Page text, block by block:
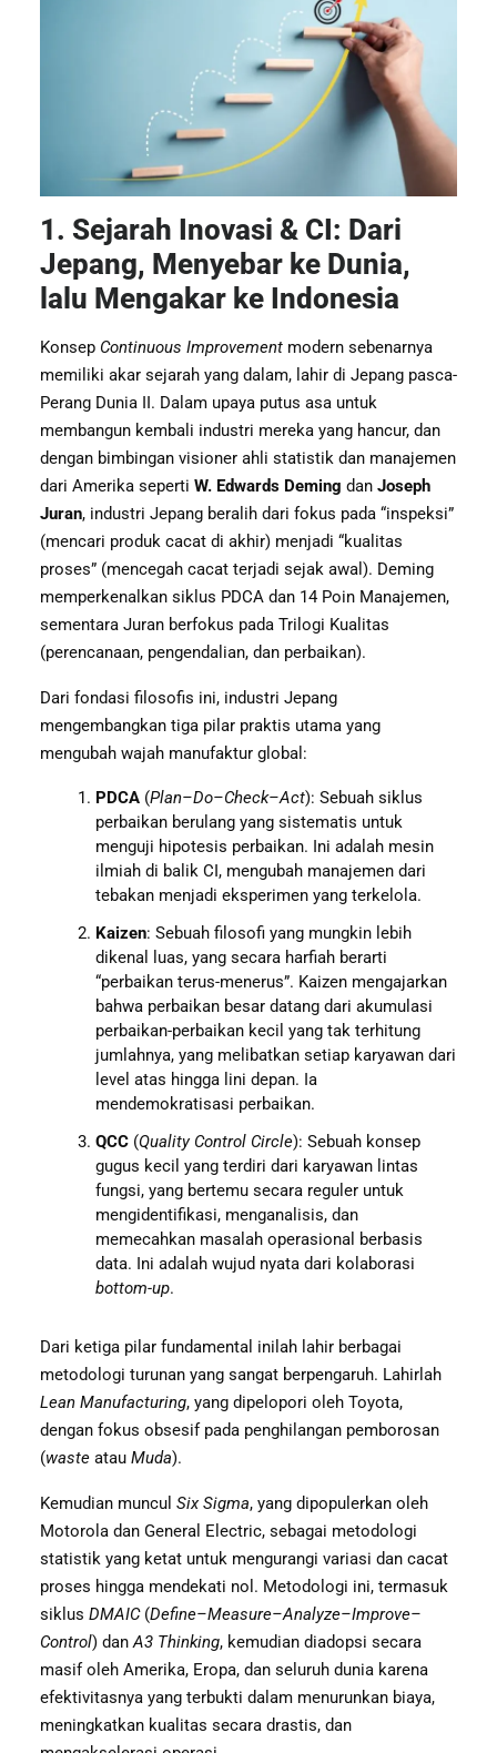
1. Sejarah Inovasi & CI: Dari
Jepang, Menyebar ke Dunia,
lalu Mengakar ke Indonesia
Konsep Continuous Improvement modern sebenarnya
memiliki akar sejarah yang dalam, lahir di Jepang pasca-
Perang Dunia II. Dalam upaya putus asa untuk
membangun kembali industri mereka yang hancur, dan
dengan bimbingan visioner ahli statistik dan manajemen
dari Amerika seperti W. Edwards Deming dan Joseph
Juran, industri Jepang beralih dari fokus pada “inspeksi”
(mencari produk cacat di akhir) menjadi “kualitas
proses” (mencegah cacat terjadi sejak awal). Deming
memperkenalkan siklus PDCA dan 14 Poin Manajemen,
sementara Juran berfokus pada Trilogi Kualitas
(perencanaan, pengendalian, dan perbaikan).
Dari fondasi filosofis ini, industri Jepang
mengembangkan tiga pilar praktis utama yang
mengubah wajah manufaktur global:
PDCA (Plan–Do–Check–Act): Sebuah siklus
perbaikan berulang yang sistematis untuk
menguji hipotesis perbaikan. Ini adalah mesin
ilmiah di balik CI, mengubah manajemen dari
tebakan menjadi eksperimen yang terkelola.
Kaizen: Sebuah filosofi yang mungkin lebih
dikenal luas, yang secara harfiah berarti
“perbaikan terus-menerus”. Kaizen mengajarkan
bahwa perbaikan besar datang dari akumulasi
perbaikan-perbaikan kecil yang tak terhitung
jumlahnya, yang melibatkan setiap karyawan dari
level atas hingga lini depan. Ia
mendemokratisasi perbaikan.
QCC (Quality Control Circle): Sebuah konsep
gugus kecil yang terdiri dari karyawan lintas
fungsi, yang bertemu secara reguler untuk
mengidentifikasi, menganalisis, dan
memecahkan masalah operasional berbasis
data. Ini adalah wujud nyata dari kolaborasi
bottom-up.
Dari ketiga pilar fundamental inilah lahir berbagai
metodologi turunan yang sangat berpengaruh. Lahirlah
Lean Manufacturing, yang dipelopori oleh Toyota,
dengan fokus obsesif pada penghilangan pemborosan
(waste atau Muda).
Kemudian muncul Six Sigma, yang dipopulerkan oleh
Motorola dan General Electric, sebagai metodologi
statistik yang ketat untuk mengurangi variasi dan cacat
proses hingga mendekati nol. Metodologi ini, termasuk
siklus DMAIC(Define–Measure–Analyze–Improve–
Control) danA3 Thinking, kemudian diadopsi secara
masif oleh Amerika, Eropa, dan seluruh dunia karena
efektivitasnya yang terbukti dalam menurunkan biaya,
meningkatkan kualitas secara drastis, dan